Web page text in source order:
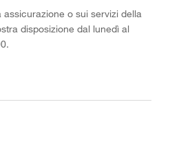
o sui servizi della
disposizione dal lunedì al